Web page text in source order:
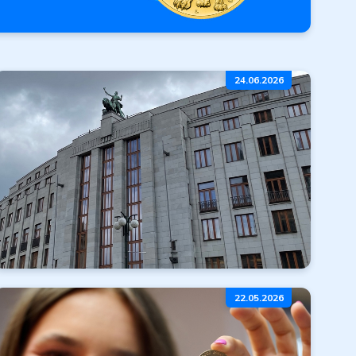
24.06.2026
Zdržení realizace
emisního plánu
ČNB
22.05.2026